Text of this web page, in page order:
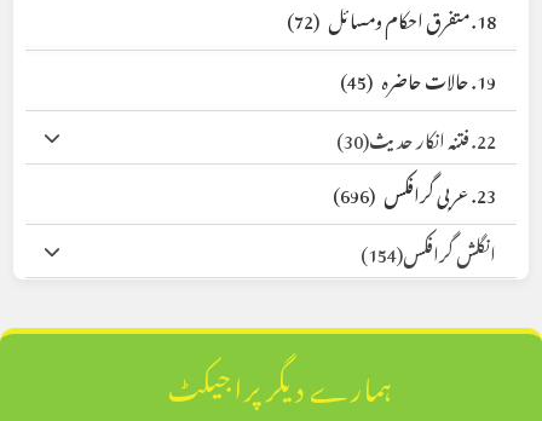
18. متفرق احکام ومسائل
(72)
19. حالات حاضرہ
(45)
22. فتنہ انکار حدیث
(30)
23. عربی گرافکس
(696)
انگلش گرافکس(154)
ہمارے دیگر پراجیکٹ